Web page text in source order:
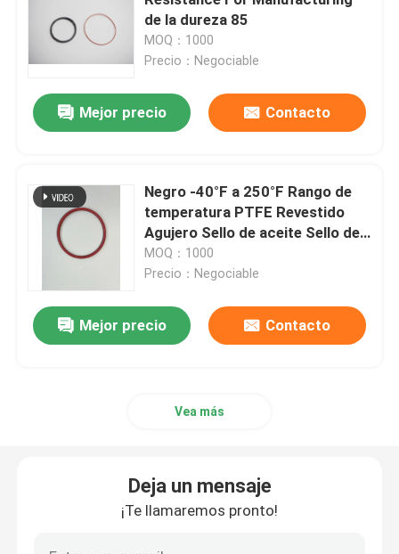
Anillos o de NBR
Anillos o de FKM
Anillos o del silicón
anillos o del epdm
Sellos de Walform
Anillo o revestido del
de la dureza 85
MOQ：1000
Precio：Negociable
Mejor precio Contacto
Negro -40°F a 250°F Rango de
temperatura PTFE Revestido
Agujero Sello de aceite Sello de
agua O anillo
MOQ：1000
Precio：Negociable
Mejor precio Contacto
Vea más
Deja un mensaje
¡Te llamaremos pronto!